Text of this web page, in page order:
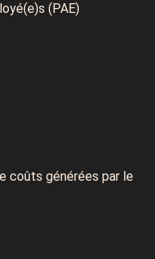
(PAE)
coûts générées par le